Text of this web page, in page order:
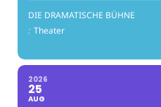
DIE DRAMATISCHE BÜHNE
: Theater
2026
25
AUG